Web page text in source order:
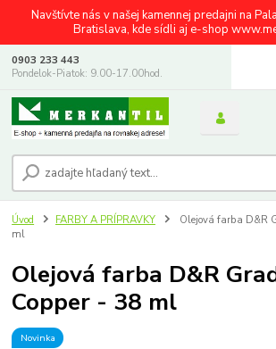
Navštívte nás v našej kamennej predajni na
Bratislava, kde sídli aj e-shop
0903 233 443
Pondelok-Piatok: 9.00-17.00hod.
Úvod FARBY A PRÍPRAVKY
Olejová farba D&R
ml
Olejová farba D&R
Copper - 38 ml
Novinka